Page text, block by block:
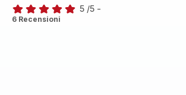
Recensione
5 /5 -
6 Recensioni